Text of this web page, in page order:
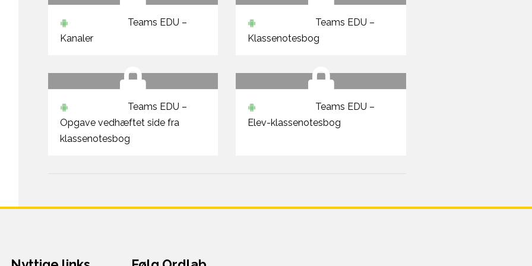
Teams EDU –
Kanaler
Teams EDU –
Klassenotesbog
Teams EDU –
Opgave vedhæftet side fra
klassenotesbog
Teams EDU –
Elev-klassenotesbog